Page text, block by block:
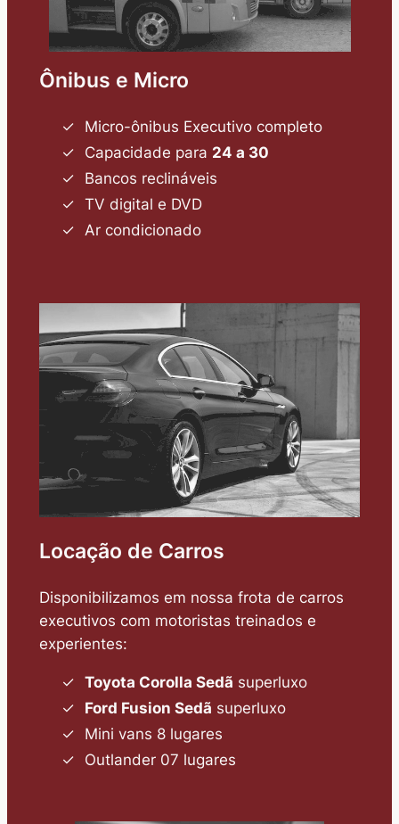
Ônibus e Micro
Micro-ônibus Executivo completo
Capacidade para 24 a 30
Bancos reclináveis
TV digital e DVD
Ar condicionado
Locação de Carros
Disponibilizamos em nossa frota de carros
executivos com motoristas treinados e
experientes:
Toyota Corolla Sedã superluxo
Ford Fusion Sedã superluxo
Mini vans 8 lugares
Outlander 07 lugares